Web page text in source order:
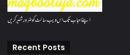
اپنے احباب تک اس ویب سائٹ کو ضرور شئیر کریں
Recent Posts